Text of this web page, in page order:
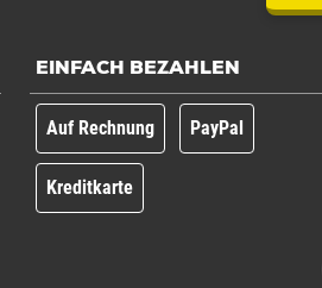
EINFACH BEZAHLEN
Auf Rechnung PayPal
Kreditkarte